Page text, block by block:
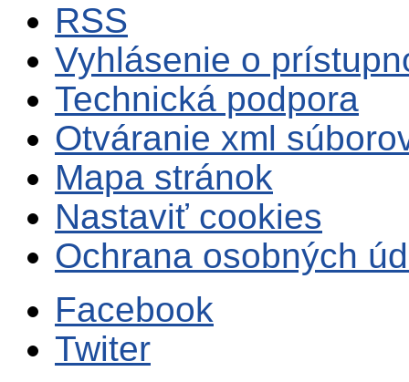
RSS
Vyhlásenie o
Technická podpora
Otváranie xml
Mapa stránok
Nastaviť cookies
Ochrana osobných
Facebook
Twiter